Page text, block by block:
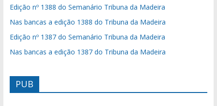
Edição nº 1388 do Semanário Tribuna da Madeira
Nas bancas a edição 1388 do Tribuna da Madeira
Edição nº 1387 do Semanário Tribuna da Madeira
Nas bancas a edição 1387 do Tribuna da Madeira
PUB